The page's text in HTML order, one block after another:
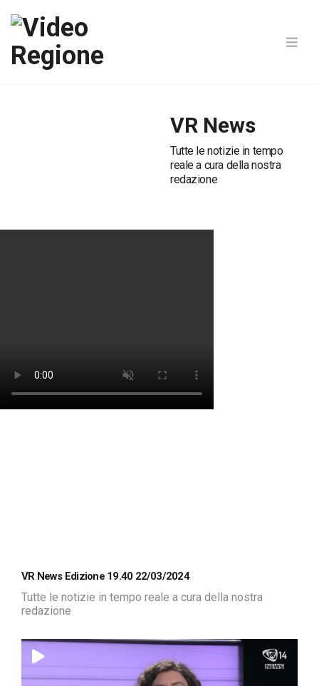
VR News
Tutte le notizie in tempo
reale a cura della nostra
redazione
VR News Edizione 19.40 22/03/2024
Tutte le notizie in tempo reale a cura della nostra
redazione